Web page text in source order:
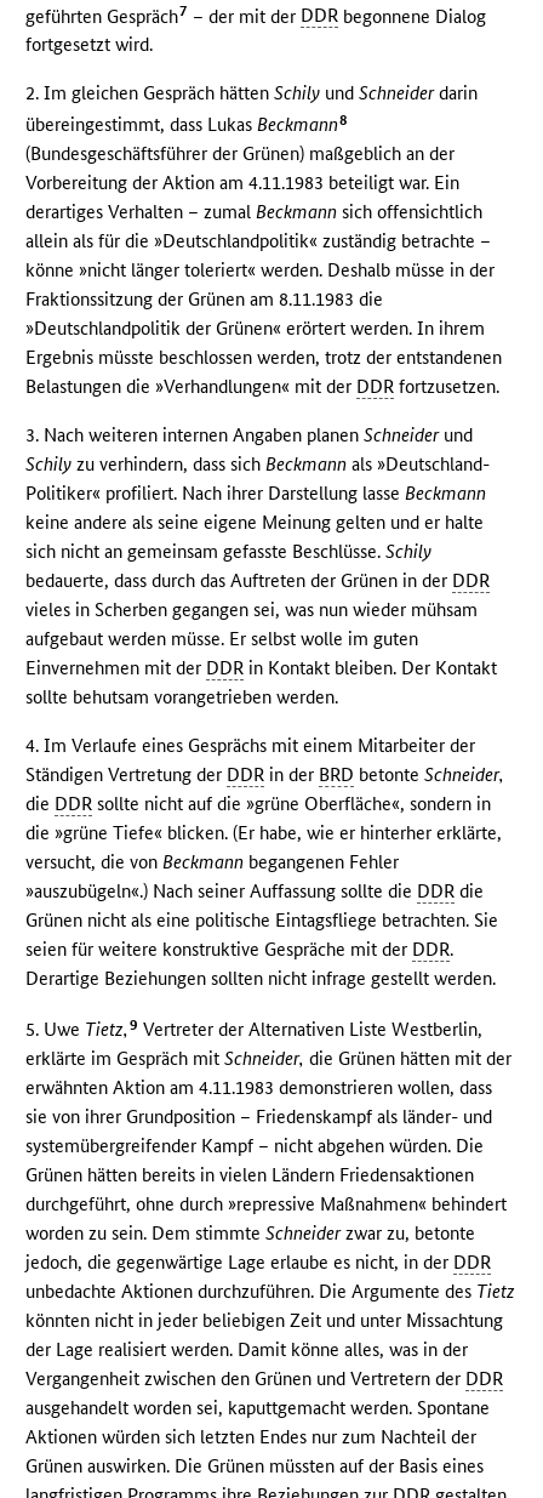
geführten Gespräch7 – der mit der DDR begonnene Dialog
fortgesetzt wird.
2. Im gleichen Gespräch hättenSchily undSchneiderdarin
übereingestimmt, dass LukasBeckmann8
(Bundesgeschäftsführer der Grünen) maßgeblich an der
Vorbereitung der Aktion am 4.11.1983 beteiligt war. Ein
derartiges Verhalten – zumalBeckmann sich offensichtlich
allein als für die »Deutschlandpolitik« zuständig betrachte –
könne »nicht länger toleriert« werden. Deshalb müsse in der
Fraktionssitzung der Grünen am 8.11.1983 die
»Deutschlandpolitik der Grünen« erörtert werden. In ihrem
Ergebnis müsste beschlossen werden, trotz der entstandenen
Belastungen die »Verhandlungen« mit der DDR fortzusetzen.
3. Nach weiteren internen Angaben planenSchneiderund
Schily zu verhindern, dass sichBeckmann als »Deutschland-
Politiker« profiliert. Nach ihrer Darstellung lasseBeckmann
keine andere als seine eigene Meinung gelten und er halte
sich nicht an gemeinsam gefasste Beschlüsse.Schily
bedauerte, dass durch das Auftreten der Grünen in der DDR
vieles in Scherben gegangen sei, was nun wieder mühsam
aufgebaut werden müsse. Er selbst wolle im guten
Einvernehmen mit der DDR in Kontakt bleiben. Der Kontakt
sollte behutsam vorangetrieben werden.
4. Im Verlaufe eines Gesprächs mit einem Mitarbeiter der
Ständigen Vertretung der DDR in der BRD betonteSchneider,
die DDR sollte nicht auf die »grüne Oberfläche«, sondern in
die »grüne Tiefe« blicken. (Er habe, wie er hinterher erklärte,
versucht, die vonBeckmann begangenen Fehler
»auszubügeln«.) Nach seiner Auffassung sollte die DDR die
Grünen nicht als eine politische Eintagsfliege betrachten. Sie
seien für weitere konstruktive Gespräche mit der DDR.
Derartige Beziehungen sollten nicht infrage gestellt werden.
5. Uwe Tietz,9 Vertreter der Alternativen Liste Westberlin,
erklärte im Gespräch mitSchneider, die Grünen hätten mit der
erwähnten Aktion am 4.11.1983 demonstrieren wollen, dass
sie von ihrer Grundposition – Friedenskampf als länder- und
systemübergreifender Kampf – nicht abgehen würden. Die
Grünen hätten bereits in vielen Ländern Friedensaktionen
durchgeführt, ohne durch »repressive Maßnahmen« behindert
worden zu sein. Dem stimmteSchneiderzwar zu, betonte
jedoch, die gegenwärtige Lage erlaube es nicht, in der DDR
unbedachte Aktionen durchzuführen. Die Argumente des Tietz
könnten nicht in jeder beliebigen Zeit und unter Missachtung
der Lage realisiert werden. Damit könne alles, was in der
Vergangenheit zwischen den Grünen und Vertretern der DDR
ausgehandelt worden sei, kaputtgemacht werden. Spontane
Aktionen würden sich letzten Endes nur zum Nachteil der
Grünen auswirken. Die Grünen müssten auf der Basis eines